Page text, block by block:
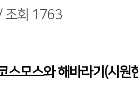
조회 1763
스모스와 해바라기(시